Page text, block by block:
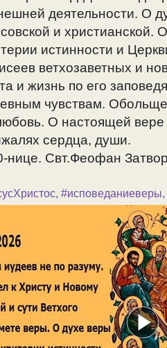
деятельности. О
и христианской.
истинности и
ветхозаветных и
и жизнь по его
чувствам.
О настоящей вере
сердца, души.
нице. Свт.Феофан
, #исповеданиеверы,